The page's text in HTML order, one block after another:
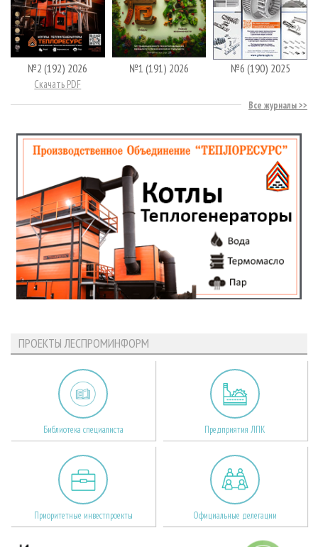
№2 (192) 2026
Скачать PDF
№1 (191) 2026 №6 (190) 2025
Все журналы
ПРОЕКТЫ ЛЕСПРОМИНФОРМ
Библиотека специалиста Предприятия ЛПК
Приоритетные инвестпроекты Официальные делегации